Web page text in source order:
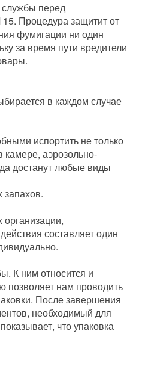
перед
Процедура защитит от
фумигации ни один
за время пути вредители
в каждом случае
испортить не только
камере, аэрозольно-
достанут любые виды
составляет один
К ним относится и
нам проводить
После завершения
необходимый для
что упаковка